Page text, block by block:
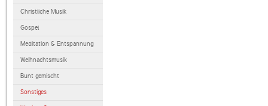
Christliche Musik
Gospel
Meditation & Entspannung
Weihnachtsmusik
Bunt gemischt
Sonstiges